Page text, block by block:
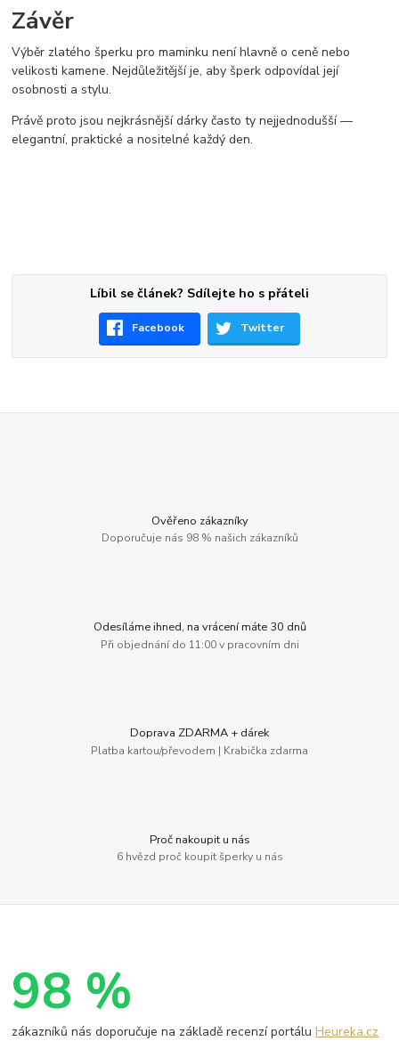
Závěr
Výběr zlatého šperku pro maminku není hlavně o ceně nebo
velikosti kamene. Nejdůležitější je, aby šperk odpovídal její
osobnosti a stylu.
Právě proto jsou nejkrásnější dárky často ty nejjednodušší —
elegantní, praktické a nositelné každý den.
Líbil se článek? Sdílejte ho s přáteli
Facebook Twitter
Ověřeno zákazníky
Doporučuje nás 98 % našich zákazníků
Odesíláme ihned, na vrácení máte 30 dnů
Při objednání do 11:00 v pracovním dni
Doprava ZDARMA + dárek
Platba kartou/převodem | Krabička zdarma
Proč nakoupit u nás
6 hvězd proč koupit šperky u nás
98 %
zákazníků nás doporučuje na základě recenzí portáluHeureka.cz